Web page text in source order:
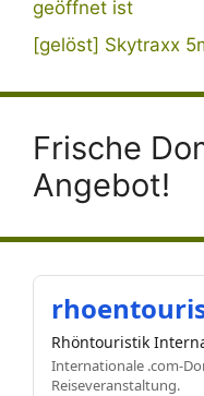
geöffnet ist
[gelöst] Skytraxx
Frische
Angebot!
Rhöntouristik
Internationale .com-
Reiseveranstaltung.